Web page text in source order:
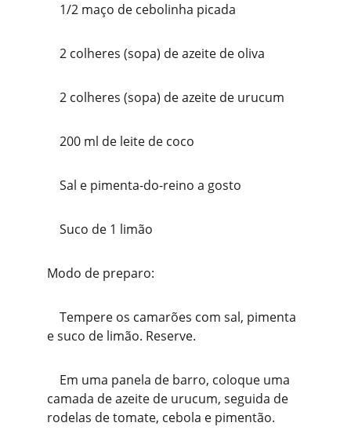
    1/2 maço de cebolinha picada
    2 colheres (sopa) de azeite de oliva
    2 colheres (sopa) de azeite de urucum
    200 ml de leite de coco
    Sal e pimenta-do-reino a gosto
    Suco de 1 limão
Modo de preparo:
e suco de limão. Reserve.
camada de azeite de urucum, seguida de
rodelas de tomate, cebola e pimentão.